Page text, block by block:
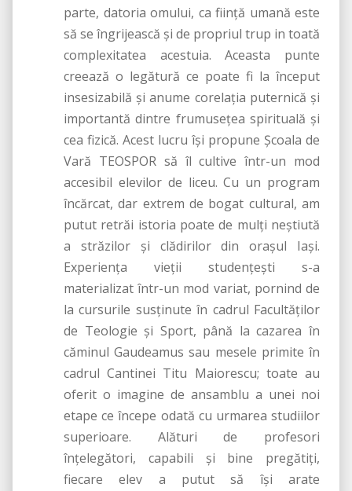
parte, datoria omului, ca fiinţă umană este
să se îngrijească şi de propriul trup in toată
complexitatea acestuia. Aceasta punte
creează o legătură ce poate fi la început
insesizabilă şi anume corelaţia puternică şi
importantă dintre frumuseţea spirituală şi
cea fizică. Acest lucru îşi propune Şcoala de
Vară TEOSPOR să îl cultive într-un mod
accesibil elevilor de liceu. Cu un program
încărcat, dar extrem de bogat cultural, am
putut retrăi istoria poate de mulţi neştiută
a străzilor şi clădirilor din oraşul Iaşi.
Experienţa vieţii studenţeşti s-a
materializat într-un mod variat, pornind de
la cursurile susţinute în cadrul Facultăţilor
de Teologie şi Sport, până la cazarea în
căminul Gaudeamus sau mesele primite în
cadrul Cantinei Titu Maiorescu; toate au
oferit o imagine de ansamblu a unei noi
etape ce începe odată cu urmarea studiilor
superioare. Alături de profesori
înţelegători, capabili şi bine pregătiţi,
fiecare elev a putut să îşi arate